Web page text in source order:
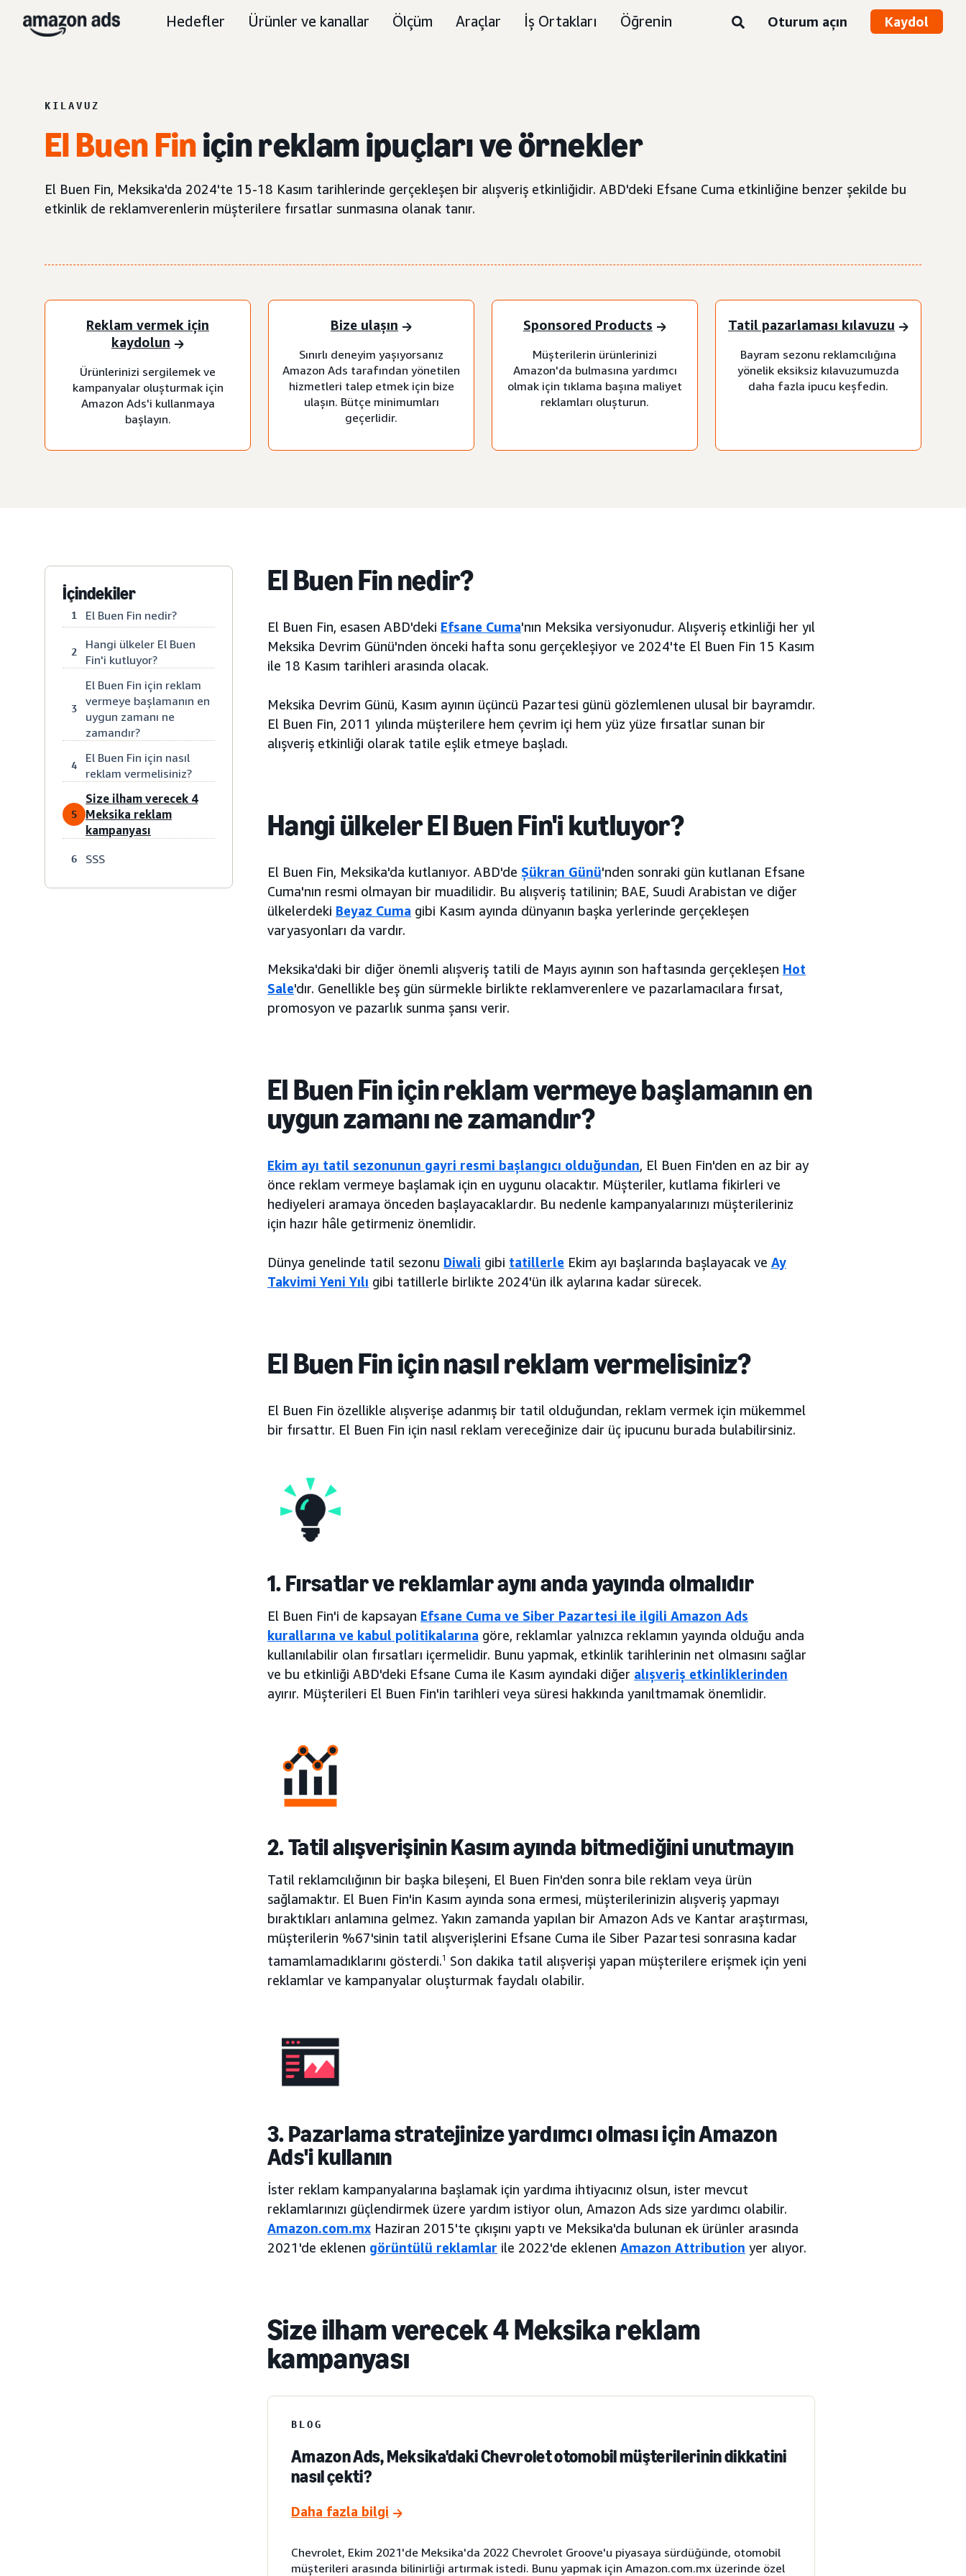
Hedefler Ürünler ve kanallar Ölçüm Araçlar İş Ortakları Öğrenin Oturum açın Kaydol
KILAVUZ
El Buen Finiçin reklam ipuçları ve örnekler
El Buen Fin, Meksika'da 2024'te 15-18 Kasım tarihlerinde gerçekleşen bir alışveriş etkinliğidir. ABD'deki Efsane Cuma etkinliğine benzer şekilde bu
etkinlik de reklamverenlerin müşterilere fırsatlar sunmasına olanak tanır.
Reklam vermek için
kaydolun
Ürünlerinizi sergilemek ve
kampanyalar oluşturmak için
Amazon Ads'i kullanmaya
başlayın.
Bize ulaşın
Sınırlı deneyim yaşıyorsanız
Amazon Ads tarafından yönetilen
hizmetleri talep etmek için bize
ulaşın. Bütçe minimumları
geçerlidir.
Sponsored Products
Müşterilerin ürünlerinizi
Amazon'da bulmasına yardımcı
olmak için tıklama başına maliyet
reklamları oluşturun.
Tatil pazarlaması kılavuzu
Bayram sezonu reklamcılığına
yönelik eksiksiz kılavuzumuzda
daha fazla ipucu keşfedin.
İçindekiler
1 El Buen Fin nedir?
2
Hangi ülkeler El Buen
Fin'i kutluyor?
3
El Buen Fin için reklam
vermeye başlamanın en
uygun zamanı ne
zamandır?
4
El Buen Fin için nasıl
reklam vermelisiniz?
5
Size ilham verecek 4
Meksika reklam
kampanyası
6 SSS
El Buen Fin nedir?
El Buen Fin, esasen ABD'deki Efsane Cuma'nın Meksika versiyonudur. Alışveriş etkinliği her yıl
Meksika Devrim Günü'nden önceki hafta sonu gerçekleşiyor ve 2024'te El Buen Fin 15 Kasım
ile 18 Kasım tarihleri arasında olacak.
Meksika Devrim Günü, Kasım ayının üçüncü Pazartesi günü gözlemlenen ulusal bir bayramdır.
El Buen Fin, 2011 yılında müşterilere hem çevrim içi hem yüz yüze fırsatlar sunan bir
alışveriş etkinliği olarak tatile eşlik etmeye başladı.
Hangi ülkeler El Buen Fin'i kutluyor?
El Buen Fin, Meksika'da kutlanıyor. ABD'de Şükran Günü'nden sonraki gün kutlanan Efsane
Cuma'nın resmi olmayan bir muadilidir. Bu alışveriş tatilinin; BAE, Suudi Arabistan ve diğer
ülkelerdeki Beyaz Cuma gibi Kasım ayında dünyanın başka yerlerinde gerçekleşen
varyasyonları da vardır.
Meksika'daki bir diğer önemli alışveriş tatili de Mayıs ayının son haftasında gerçekleşen Hot
Sale'dır. Genellikle beş gün sürmekle birlikte reklamverenlere ve pazarlamacılara fırsat,
promosyon ve pazarlık sunma şansı verir.
El Buen Fin için reklam vermeye başlamanın en
uygun zamanı ne zamandır?
Ekim ayı tatil sezonunun gayri resmi başlangıcı olduğundan, El Buen Fin'den en az bir ay
önce reklam vermeye başlamak için en uygunu olacaktır. Müşteriler, kutlama fikirleri ve
hediyeleri aramaya önceden başlayacaklardır. Bu nedenle kampanyalarınızı müşterileriniz
için hazır hâle getirmeniz önemlidir.
Dünya genelinde tatil sezonu Diwali gibi tatillerle Ekim ayı başlarında başlayacak ve Ay
Takvimi Yeni Yılı gibi tatillerle birlikte 2024'ün ilk aylarına kadar sürecek.
El Buen Fin için nasıl reklam vermelisiniz?
El Buen Fin özellikle alışverişe adanmış bir tatil olduğundan, reklam vermek için mükemmel
bir fırsattır. El Buen Fin için nasıl reklam vereceğinize dair üç ipucunu burada bulabilirsiniz.
1. Fırsatlar ve reklamlar aynı anda yayında olmalıdır
El Buen Fin'i de kapsayan Efsane Cuma ve Siber Pazartesi ile ilgili Amazon Ads
kurallarına ve kabul politikalarına göre, reklamlar yalnızca reklamın yayında olduğu anda
kullanılabilir olan fırsatları içermelidir. Bunu yapmak, etkinlik tarihlerinin net olmasını sağlar
ve bu etkinliği ABD'deki Efsane Cuma ile Kasım ayındaki diğer alışveriş etkinliklerinden
ayırır. Müşterileri El Buen Fin'in tarihleri veya süresi hakkında yanıltmamak önemlidir.
2. Tatil alışverişinin Kasım ayında bitmediğini unutmayın
Tatil reklamcılığının bir başka bileşeni, El Buen Fin'den sonra bile reklam veya ürün
sağlamaktır. El Buen Fin'in Kasım ayında sona ermesi, müşterilerinizin alışveriş yapmayı
bıraktıkları anlamına gelmez. Yakın zamanda yapılan bir Amazon Ads ve Kantar araştırması,
müşterilerin %67'sinin tatil alışverişlerini Efsane Cuma ile Siber Pazartesi sonrasına kadar
tamamlamadıklarını gösterdi.1
Son dakika tatil alışverişi yapan müşterilere erişmek için yeni
reklamlar ve kampanyalar oluşturmak faydalı olabilir.
3. Pazarlama stratejinize yardımcı olması için Amazon
Ads'i kullanın
İster reklam kampanyalarına başlamak için yardıma ihtiyacınız olsun, ister mevcut
reklamlarınızı güçlendirmek üzere yardım istiyor olun, Amazon Ads size yardımcı olabilir.
Amazon.com.mx Haziran 2015'te çıkışını yaptı ve Meksika'da bulunan ek ürünler arasında
2021'de eklenen görüntülü reklamlar ile 2022'de eklenen Amazon Attribution yer alıyor.
Size ilham verecek 4 Meksika reklam
kampanyası
BLOG
Amazon Ads, Meksika'daki Chevrolet otomobil müşterilerinin dikkatini
nasıl çekti?
Daha fazla bilgi
Chevrolet, Ekim 2021'de Meksika'da 2022 Chevrolet Groove'u piyasaya sürdüğünde, otomobil
müşterileri arasında bilinirliği artırmak istedi. Bunu yapmak için Amazon.com.mx üzerinde özel